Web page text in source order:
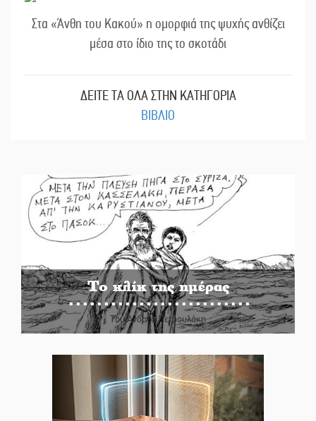
Στα «Άνθη του Κακού» η ομορφιά της ψυχής ανθίζει
μέσα στο ίδιο της το σκοτάδι
ΔΕΙΤΕ ΤΑ ΟΛΑ ΣΤΗΝ ΚΑΤΗΓΟΡΙΑ
ΒΙΒΛΙΟ
Το κλίκ της ημέρας
Του Ανδρέα Πετρουλάκη